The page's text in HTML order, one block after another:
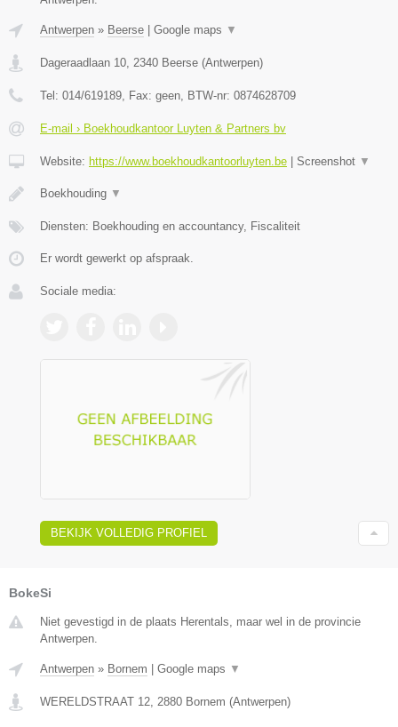
Antwerpen » Beerse | Google maps ▼
Dageraadlaan 10 2340 Beerse (Antwerpen)
Tel: 014/619189 , Fax: geen , BTW-nr: 0874628709
E-mail › Boekhoudkantoor Luyten & Partners bv
Website: https://www.boekhoudkantoorluyten.be | Screenshot ▼
Boekhouding ▼
Diensten: Boekhouding en accountancy, Fiscaliteit
Er wordt gewerkt op afspraak.
Sociale media:
BEKIJK VOLLEDIG PROFIEL
BokeSi
Niet gevestigd in de plaats Herentals, maar wel in de provincie
Antwerpen.
Antwerpen » Bornem Google maps ▼
WERELDSTRAAT 12, 2880 Bornem (Antwerpen)